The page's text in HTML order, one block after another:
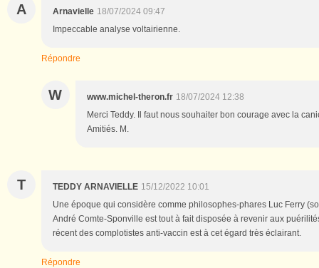
A Arnavielle 18/07/2024 09:47
Impeccable analyse voltairienne.
Répondre
W www.michel-theron.fr 18/07/2024 12:38
Merci Teddy. Il faut nous souhaiter bon courage avec la
Amitiés. M.
T TEDDY ARNAVIELLE 15/12/2022 10:01
Une époque qui considère comme philosophes-phares Luc Ferry
André Comte-Sponville est tout à fait disposée à revenir aux
récent des complotistes anti-vaccin est à cet égard très éclairant.
Répondre